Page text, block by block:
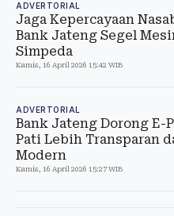
ADVERTORIAL
Jaga Kepercayaan
Bank Jateng Segel
Simpeda
Kamis, 16 April 2026 15:42 WIB
ADVERTORIAL
Bank Jateng Dorong E-
Pati Lebih Transparan
Modern
Kamis, 16 April 2026 15:27 WIB